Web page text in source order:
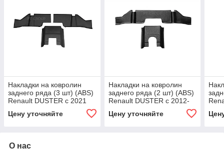
Накладки на ковролин
заднего ряда (3 шт) (ABS)
Renault DUSTER c 2021
Цену уточняйте
Накладки на ковролин
заднего ряда (2 шт) (ABS)
Renault DUSTER c 2012-
Цену уточняйте
О нас